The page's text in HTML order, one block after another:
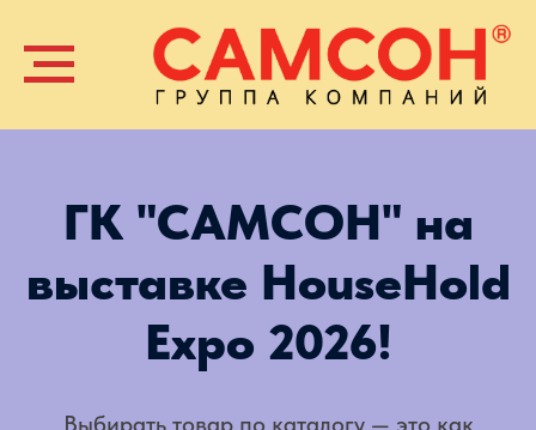
ГК "САМСОН" на
выставке HouseHold
Expo 2026!
Выбирать товар по каталогу — это как